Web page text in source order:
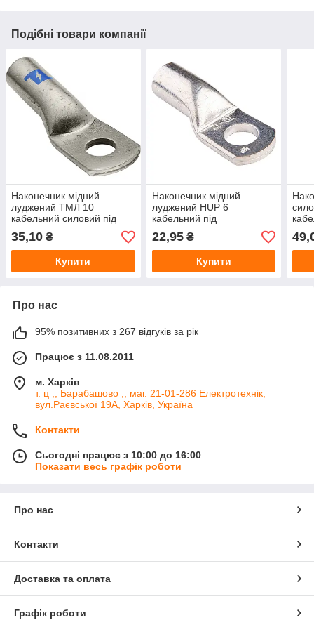
Подібні товари компанії
Наконечник мідний
луджений ТМЛ 10
кабельний силовий під
опресування для кабелю
10 мм²
35,10 ₴
Купити
Наконечник мідний
луджений HUP 6
кабельний під
опресування 6 мм²
22,95₴
Купити
Про нас
95% позитивних з 267 відгуків за рік
Працює з 11.08.2011
м. Харків
т. ц ,, Барабашово ,, маг. 21-01-286 Електротехнік,
вул.Раєвської 19А, Харків, Україна
Контакти
Сьогодні працює з 10:00 до 16:00
Показати весь графік роботи
Про нас
Контакти
Доставка та оплата
Графік роботи